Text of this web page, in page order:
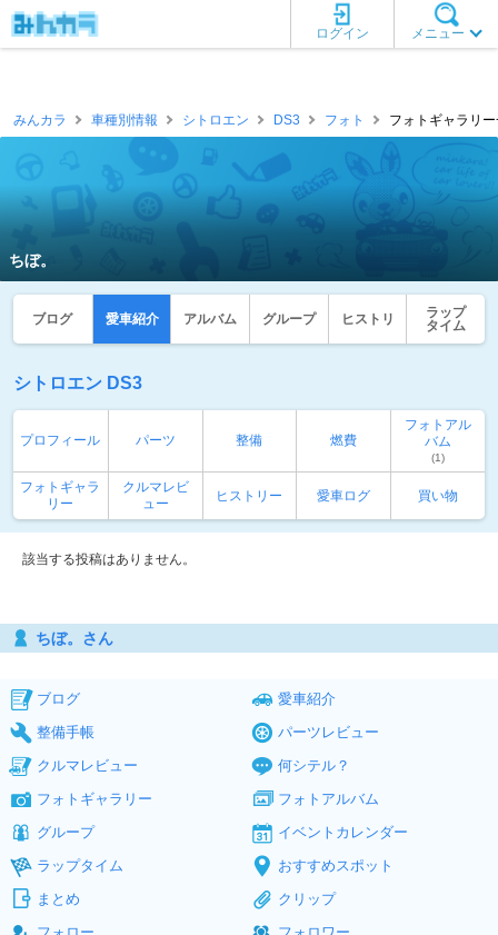
メニュー
ログイン
みんカラ 車種別情報 シトロエン DS3 フォト フォトギャラリ
ちぼ。
ブログ 愛車紹介 アルバム グループ ヒストリ
ラップ
タイム
シトロエン DS3
プロフィール パーツ 整備 燃費
フォトアル
バム
(1)
フォトギャラ
リー
クルマレビ
ュー
ヒストリー 愛車ログ 買い物
該当する投稿はありません。
ちぼ。さん
ブログ
愛車紹介
整備手帳
パーツレビュー
クルマレビュー
何シテル？
フォトギャラリー
フォトアルバム
グループ
イベントカレンダー
ラップタイム
おすすめスポット
まとめ
クリップ